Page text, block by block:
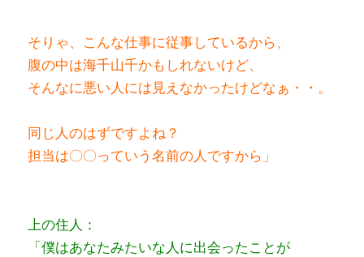
そりゃ、こんな仕事に従事しているから、
腹の中は海千山千かもしれないけど、
そんなに悪い人には見えなかったけどなぁ・・。
同じ人のはずですよね？
担当は〇〇っていう名前の人ですから 」
上の住人：
「僕はあなたみたいな人に出会ったことが